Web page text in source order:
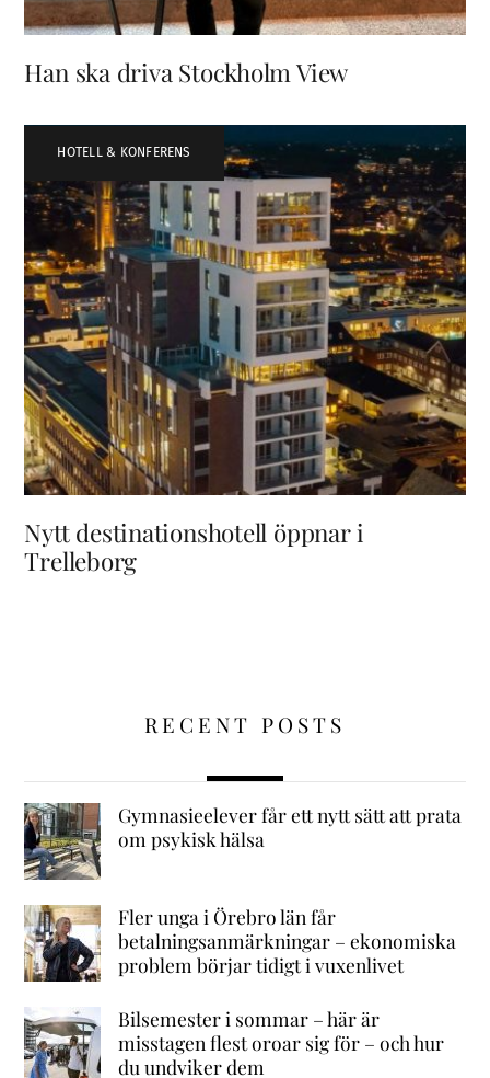
Han ska driva Stockholm View
HOTELL & KONFERENS
Nytt destinationshotell öppnar i
Trelleborg
RECENT POSTS
Gymnasieelever får ett nytt sätt att prata
om psykisk hälsa
Fler unga i Örebro län får
betalningsanmärkningar – ekonomiska
problem börjar tidigt i vuxenlivet
Bilsemester i sommar – här är
misstagen flest oroar sig för – och hur
du undviker dem